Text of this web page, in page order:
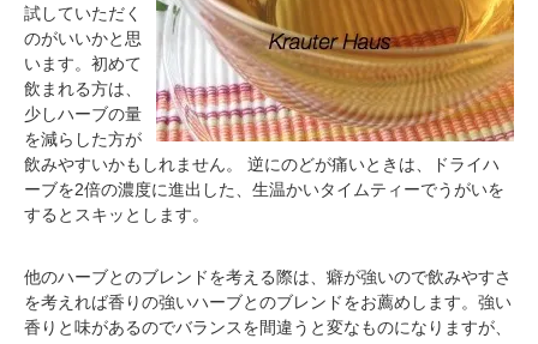
試していただく
のがいいかと思
います。初めて
飲まれる方は、
少しハーブの量
を減らした方が
飲みやすいかもしれません。 逆にのどが痛いときは、ドライハ
ーブを2倍の濃度に進出した、生温かいタイムティーでうがいを
するとスキッとします。
他のハーブとのブレンドを考える際は、癖が強いので飲みやすさ
を考えれば香りの強いハーブとのブレンドをお薦めします。強い
香りと味があるのでバランスを間違うと変なものになりますが、